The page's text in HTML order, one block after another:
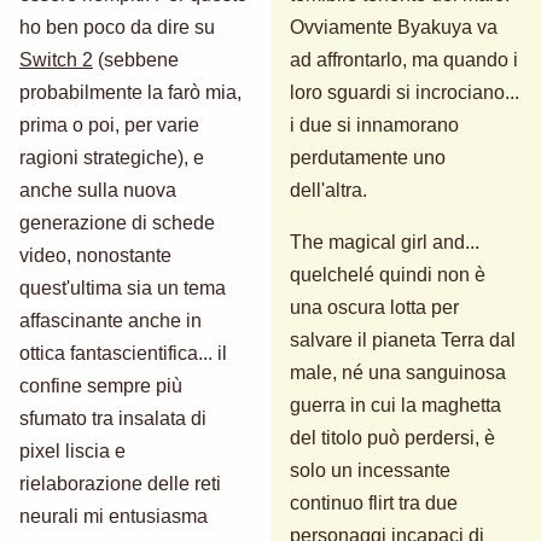
ho ben poco da dire su
Switch 2 (sebbene
probabilmente la farò mia,
prima o poi, per varie
ragioni strategiche), e
anche sulla nuova
generazione di schede
video, nonostante
quest'ultima sia un tema
affascinante anche in
ottica fantascientifica... il
confine sempre più
sfumato tra insalata di
pixel liscia e
rielaborazione delle reti
neurali mi entusiasma
Ovviamente Byakuya va
ad affrontarlo, ma quando i
loro sguardi si incrociano...
i due si innamorano
perdutamente uno
dell'altra.
The magical girl and...
quelchelé quindi non è
una oscura lotta per
salvare il pianeta Terra dal
male, né una sanguinosa
guerra in cui la maghetta
del titolo può perdersi, è
solo un incessante
continuo flirt tra due
personaggi incapaci di